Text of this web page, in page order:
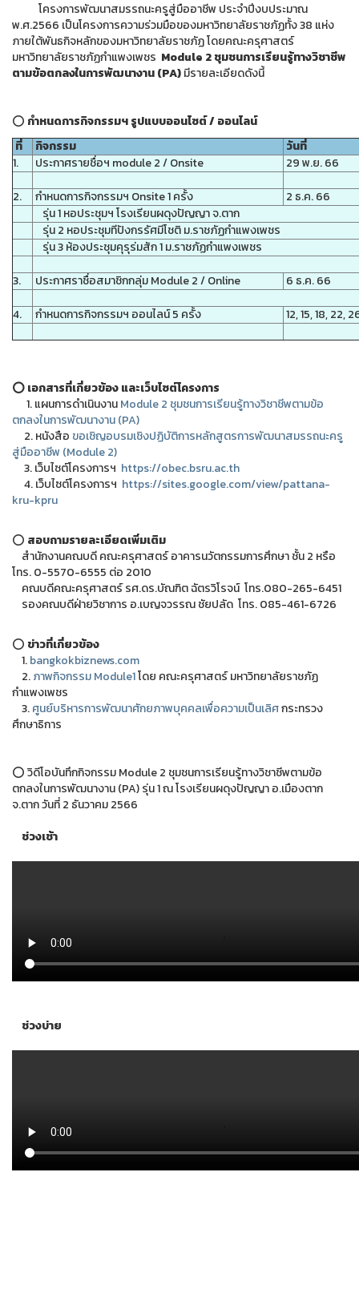
โครงการพัฒนาสมรรถนะครูสู่มืออาชีพ ประจำปีงบประมาณ
พ.ศ.2566 เป็นโครงการความร่วมมือของมหาวิทยาลัยราชภัฏทั้ง 38 แห่ง
ภายใต้พันธกิจหลักของมหาวิทยาลัยราชภัฏ โดยคณะครุศาสตร์
มหาวิทยาลัยราชภัฏกำแพงเพชร Module 2 ชุมชนการเรียนรู้ทางวิชาชีพ
ตามข้อตกลงในการพัฒนางาน (PA)มีรายละเอียดดังนี้
⭕ กำหนดการกิจกรรมฯ รูปแบบออนไซต์ / ออนไลน์
ที่
กิจกรรม
วันที่
1.
ประกาศรายชื่อฯ module 2 / Onsite
29 พ.ย. 66
2.
กำหนดการกิจกรรมฯ Onsite 1 ครั้ง
2 ธ.ค. 66
รุ่น 1 หอประชุมฯ โรงเรียนผดุงปัญญา จ.ตาก
รุ่น 2 หอประชุมทีปังกรรัศมีโชติ ม.ราชภัฏกำแพงเพชร
รุ่น 3 ห้องประชุมคุรุร่มสัก 1 ม.ราชภัฏกำแพงเพชร
3.
ประกาศราชื่อสมาชิกกลุ่ม Module 2 / Online
6 ธ.ค. 66
4.
กำหนดการกิจกรรมฯ ออนไลน์ 5 ครั้ง 12, 15, 18, 22,
⭕ เอกสารที่เกี่ยวข้อง และเว็บไซต์โครงการ
1. แผนการดำเนินงานModule 2 ชุมชนการเรียนรู้ทางวิชาชีพตามข้อ
ตกลงในการพัฒนางาน (PA)
2. หนังสือ ขอเชิญอบรมเชิงปฏิบัติการหลักสูตรการพัฒนาสมรรถนะครู
สู่มืออาชีพ (Module 2)
3. เว็บไซต์โครงการฯ https://obec.bsru.ac.th
4. เว็บไซต์โครงการฯ https://sites.google.com/view/pattana-
kru-kpru
⭕ สอบถามรายละเอียดเพิ่มเติม
สำนักงานคณบดี คณะครุศาสตร์ อาคารนวัตกรรมการศึกษา ชั้น 2 หรือ
โทร. 0-5570-6555 ต่อ 2010
คณบดีคณะครุศาสตร์ รศ.ดร.บัณฑิต ฉัตรวิโรจน์ โทร.080-265-6451
รองคณบดีฝ่ายวิชาการ อ.เบญจวรรณ ชัยปลัด โทร. 085-461-6726
⭕ข่าวที่เกี่ยวข้อง
1.bangkokbiznews.com
2.ภาพกิจกรรม Module1โดย คณะครุศาสตร์ มหาวิทยาลัยราชภัฏ
กำแพงเพชร
3.ศูนย์บริหารการพัฒนาศักยภาพบุคคลเพื่อความเป็นเลิศกระทรวง
ศึกษาธิการ
⭕ วิดีโอบันทึกกิจกรรม Module 2 ชุมชนการเรียนรู้ทางวิชาชีพตามข้อ
ตกลงในการพัฒนางาน (PA) รุ่น 1 ณ โรงเรียนผดุงปัญญา อ.เมืองตาก
จ.ตาก วันที่ 2 ธันวาคม 2566
ช่วงเช้า
ช่วงบ่าย